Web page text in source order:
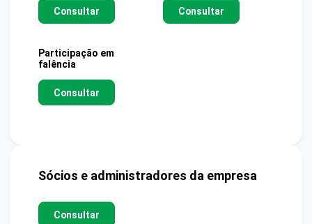
Consultar Consultar
Participação em
falência
Consultar
Sócios e administradores da empresa
Consultar